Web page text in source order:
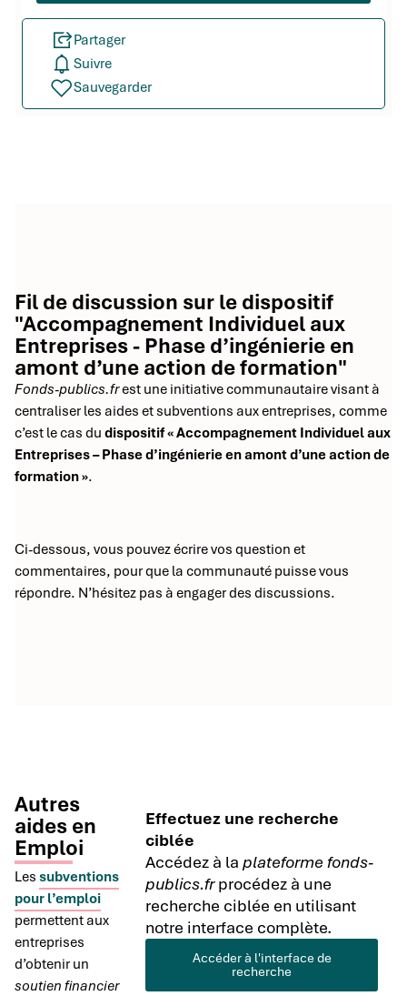
Partager
Suivre
Sauvegarder
Fil de discussion sur le dispositif
"Accompagnement Individuel aux
Entreprises - Phase d’ingénierie en
amont d’une action de formation"
Fonds-publics.frest une initiative communautaire visant à
centraliser les aides et subventions aux entreprises, comme
c’est le cas du dispositif « Accompagnement Individuel aux
Entreprises – Phase d’ingénierie en amont d’une action de
formation ».
Ci-dessous, vous pouvez écrire vos question et
commentaires, pour que la communauté puisse vous
répondre. N’hésitez pas à engager des discussions.
Autres
aides en
Emploi
Les subventions
pour l’emploi
permettent aux
entreprises
d’obtenir un
soutien financier
Effectuez une recherche
ciblée
Accédez à laplateforme fonds-
publics.frprocédez à une
recherche ciblée en utilisant
notre interface complète.
Accéder à l'interface de
recherche